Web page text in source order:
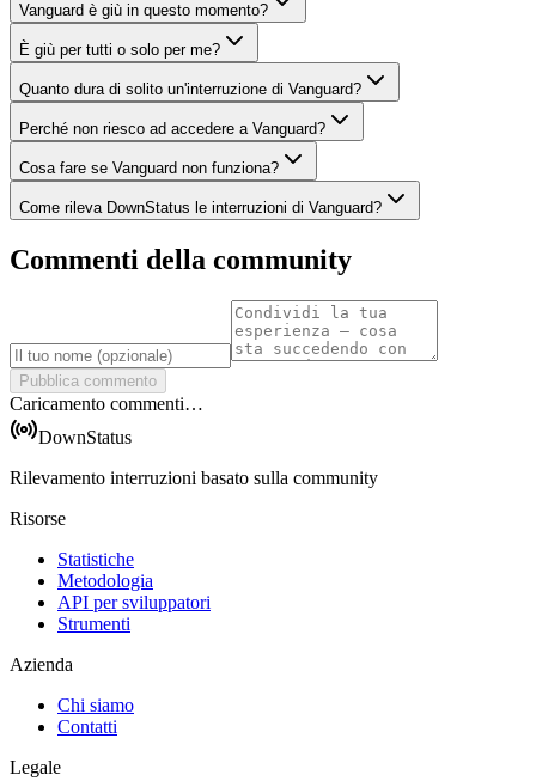
Vanguard è giù in questo momento?
È giù per tutti o solo per me?
Quanto dura di solito un'interruzione di Vanguard?
Perché non riesco ad accedere a Vanguard?
Cosa fare se Vanguard non funziona?
Come rileva DownStatus le interruzioni di Vanguard?
Commenti della community
Pubblica commento
Caricamento commenti…
DownStatus
Rilevamento interruzioni basato sulla community
Risorse
Statistiche
Metodologia
API per sviluppatori
Strumenti
Azienda
Chi siamo
Contatti
Legale